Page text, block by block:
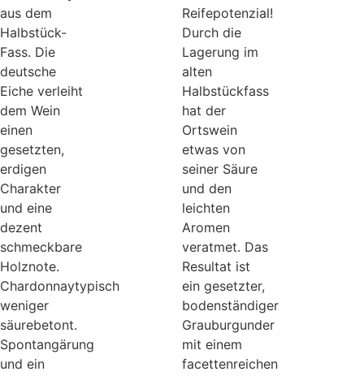
aus dem
Halbstück-
Fass. Die
deutsche
Eiche verleiht
dem Wein
einen
gesetzten,
erdigen
Charakter
und eine
dezent
schmeckbare
Holznote.
Chardonnaytypisch
weniger
säurebetont.
Spontangärung
und ein
Reifepotenzial!
Durch die
Lagerung im
alten
Halbstückfass
hat der
Ortswein
etwas von
seiner Säure
und den
leichten
Aromen
veratmet. Das
Resultat ist
ein gesetzter,
bodenständiger
Grauburgunder
mit einem
facettenreichen